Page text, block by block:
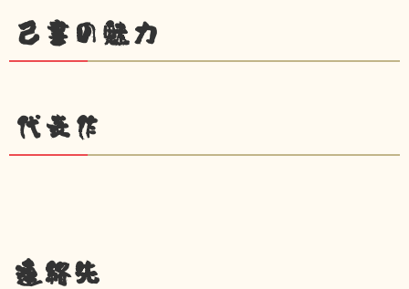
己書の魅力
代表作
連絡先